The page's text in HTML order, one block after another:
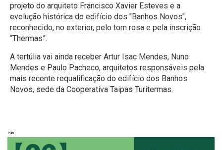
projeto do arquiteto Francisco Xavier Esteves e a
evolução histórica do edifício dos "Banhos Novos",
reconhecido, no exterior, pelo tom rosa e pela inscrição
“Thermas”.
A tertúlia vai ainda receber Artur Isac Mendes, Nuno
Mendes e Paulo Pacheco, arquitetos responsáveis pela
mais recente requalificação do edifício dos Banhos
Novos, sede da Cooperativa Taipas Turitermas.
Pub